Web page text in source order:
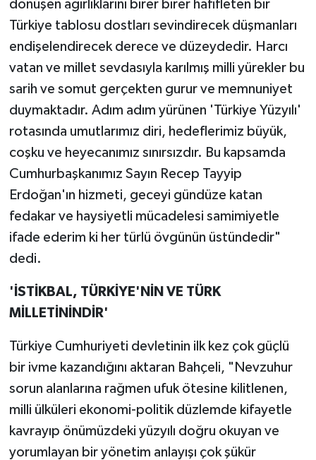
dönüşen ağırlıklarını birer birer hafifleten bir
Türkiye tablosu dostları sevindirecek düşmanları
endişelendirecek derece ve düzeydedir. Harcı
vatan ve millet sevdasıyla karılmış milli yürekler bu
sarih ve somut gerçekten gurur ve memnuniyet
duymaktadır. Adım adım yürünen 'Türkiye Yüzyılı'
rotasında umutlarımız diri, hedeflerimiz büyük,
coşku ve heyecanımız sınırsızdır. Bu kapsamda
Cumhurbaşkanımız Sayın Recep Tayyip
Erdoğan'ın hizmeti, geceyi gündüze katan
fedakar ve haysiyetli mücadelesi samimiyetle
ifade ederim ki her türlü övgünün üstündedir"
dedi.
'İSTİKBAL, TÜRKİYE'NİN VE TÜRK
MİLLETİNİNDİR'
Türkiye Cumhuriyeti devletinin ilk kez çok güçlü
bir ivme kazandığını aktaran Bahçeli, "Nevzuhur
sorun alanlarına rağmen ufuk ötesine kilitlenen,
milli ülküleri ekonomi-politik düzlemde kifayetle
kavrayıp önümüzdeki yüzyılı doğru okuyan ve
yorumlayan bir yönetim anlayışı çok şükür